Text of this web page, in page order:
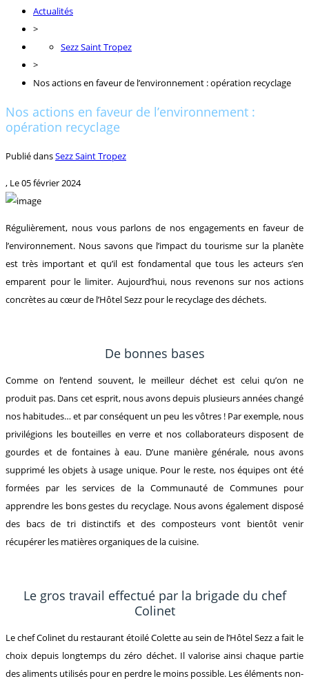
Actualités
>
Sezz Saint Tropez
>
Nos actions en faveur de l’environnement : opération recyclage
Nos actions en faveur de l’environnement :
opération recyclage
Publié dansSezz Saint Tropez
, Le05 février 2024
Régulièrement, nous vous parlons de nos engagements en faveur de
l’environnement. Nous savons que l’impact du tourisme sur la planète
est très important et qu’il est fondamental que tous les acteurs s’en
emparent pour le limiter. Aujourd’hui, nous revenons sur nos actions
concrètes au cœur de l’Hôtel Sezz pour le recyclage des déchets.
De bonnes bases
Comme on l’entend souvent, le meilleur déchet est celui qu’on ne
produit pas. Dans cet esprit, nous avons depuis plusieurs années changé
nos habitudes… et par conséquent un peu les vôtres ! Par exemple, nous
privilégions les bouteilles en verre et nos collaborateurs disposent de
gourdes et de fontaines à eau. D’une manière générale, nous avons
supprimé les objets à usage unique. Pour le reste, nos équipes ont été
formées par les services de la Communauté de Communes pour
apprendre les bons gestes du recyclage. Nous avons également disposé
des bacs de tri distinctifs et des composteurs vont bientôt venir
récupérer les matières organiques de la cuisine.
Le gros travail effectué par la brigade du chef
Colinet
Le chef Colinet du restaurant étoilé Colette au sein de l’Hôtel Sezz a fait le
choix depuis longtemps du zéro déchet. Il valorise ainsi chaque partie
des aliments utilisés pour en perdre le moins possible. Les éléments non-